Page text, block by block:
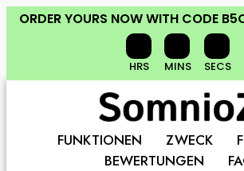
ORDER YOURS NOWWITH CODE
HRS MINS SECS
FUNKTIONEN ZWECK
BEWERTUNGEN